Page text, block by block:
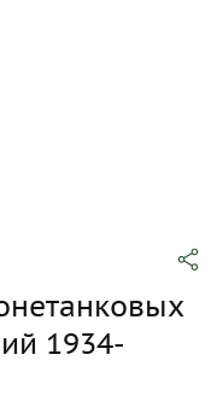
1934-